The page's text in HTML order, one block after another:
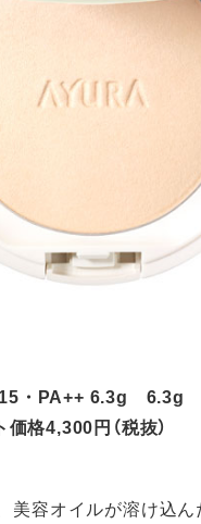
・PA++ 6.3g 6.3g
格4,300円（税抜）
美容オイルが溶け込